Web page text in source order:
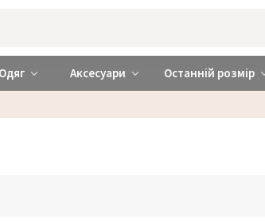
brabrabra ❤️ Київ та Україна
Одяг Аксесуари Останній розмір